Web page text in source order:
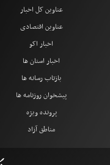
عناوین کل اخبار
عناوین اقتصادی
اخبار اکو
اخبار استان ها
بازتاب رسانه ها
پیشخوان روزنامه ها
پرونده ویژه
مناطق آزاد